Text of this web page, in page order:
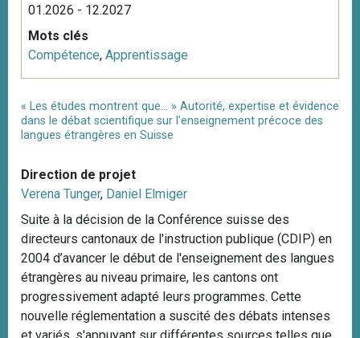
01.2026 - 12.2027
Mots clés
Compétence, Apprentissage
« Les études montrent que… » Autorité, expertise et évidence
dans le débat scientifique sur l’enseignement précoce des
langues étrangères en Suisse
Direction de projet
Verena Tunger, Daniel Elmiger
Suite à la décision de la Conférence suisse des
directeurs cantonaux de l'instruction publique (CDIP) en
2004 d’avancer le début de l'enseignement des langues
étrangères au niveau primaire, les cantons ont
progressivement adapté leurs programmes. Cette
nouvelle réglementation a suscité des débats intenses